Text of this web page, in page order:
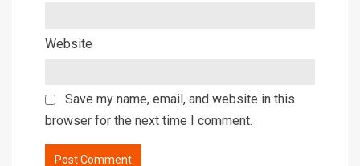
Website
Save my name, email, and website in this
browser for the next time I comment.